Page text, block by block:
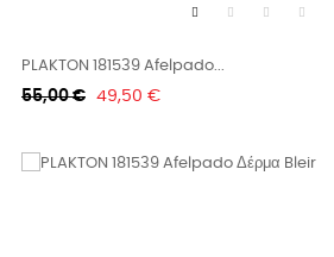
PLAKTON 181539 Afelpado...
Κανονική
55,00 € Τιμή
49,50 €